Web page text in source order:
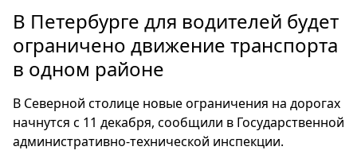
Россия
Мир
Здоровье
Туризм
Мода
В Петербурге для водителей будет
ограничено движение транспорта
в одном районе
В Северной столице новые ограничения на дорогах
начнутся с 11 декабря, сообщили в Государственной
административно-технической инспекции.